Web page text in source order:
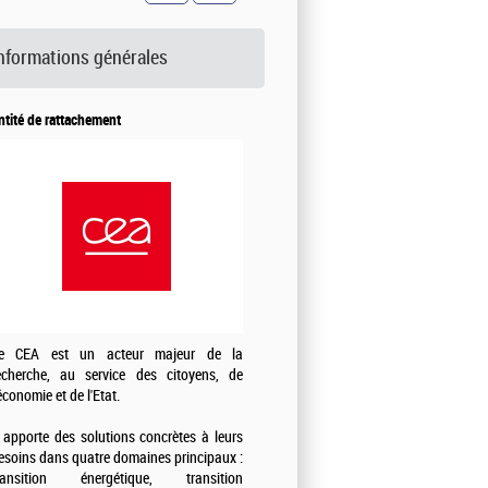
générales
de rattachement
CEA est un acteur majeur de la
au service des citoyens, de
et de l'Etat.
des solutions concrètes à leurs
dans quatre domaines principaux :
énergétique, transition